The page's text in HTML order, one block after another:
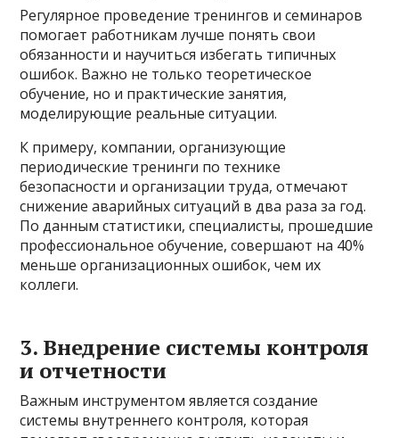
Регулярное проведение тренингов и семинаров
помогает работникам лучше понять свои
обязанности и научиться избегать типичных
ошибок. Важно не только теоретическое
обучение, но и практические занятия,
моделирующие реальные ситуации.
К примеру, компании, организующие
периодические тренинги по технике
безопасности и организации труда, отмечают
снижение аварийных ситуаций в два раза за год.
По данным статистики, специалисты, прошедшие
профессиональное обучение, совершают на 40%
меньше организационных ошибок, чем их
коллеги.
3. Внедрение системы контроля
и отчетности
Важным инструментом является создание
системы внутреннего контроля, которая